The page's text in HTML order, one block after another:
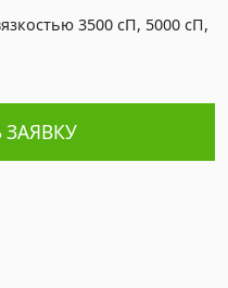
3500 сП, 5000 сП,
ЗАЯВКУ